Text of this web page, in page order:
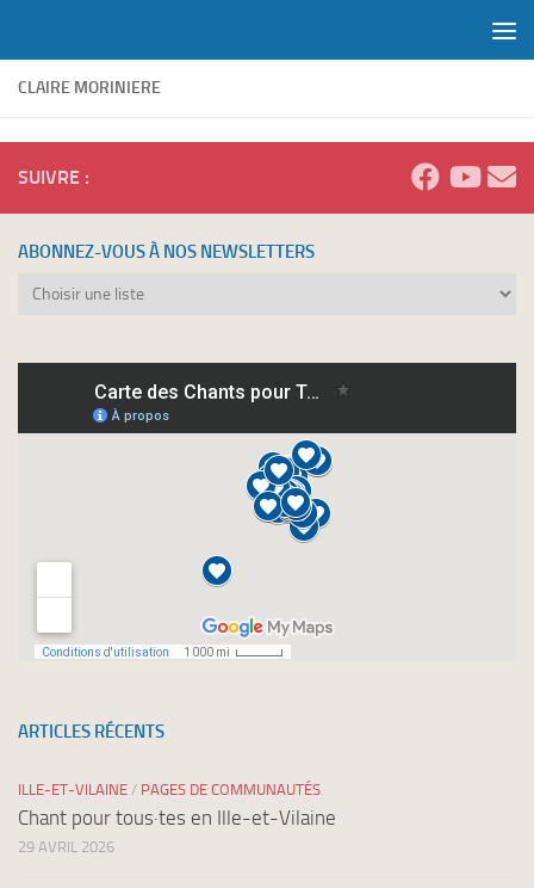
CLAIRE MORINIERE
SUIVRE :
ABONNEZ-VOUS À NOS NEWSLETTERS
Abonnez-
newsletters
ARTICLES RÉCENTS
ILLE-ET-VILAINE / PAGES DE COMMUNAUTÉS
Chant pour tous·tes en Ille-et-Vilaine
29 AVRIL 2026